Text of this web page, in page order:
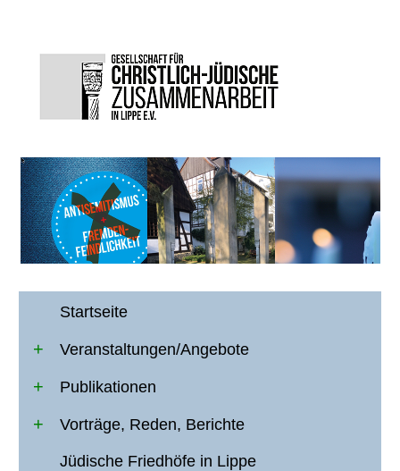
Startseite
Veranstaltungen/Angebote
Publikationen
Vorträge, Reden, Berichte
Jüdische Friedhöfe in Lippe